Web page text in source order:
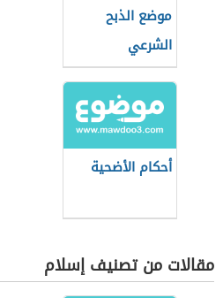
موضع الذبح
الشرعي
أحكام الأضحية
مقالات من تصنيف إسلام